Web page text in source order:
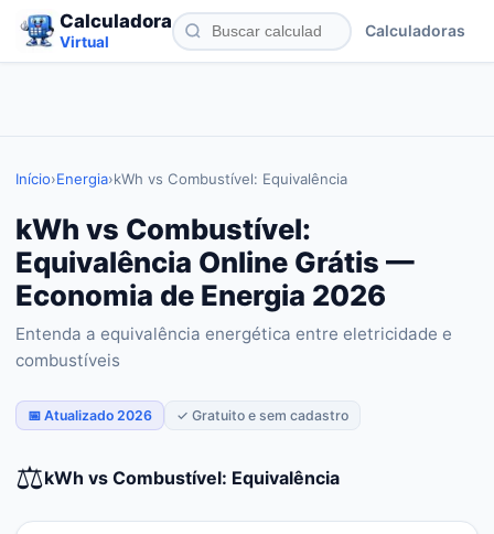
Calculadora
Virtual
Calculadoras
Início›Energia›kWh vs Combustível: Equivalência
kWh vs Combustível:
Equivalência Online Grátis —
Economia de Energia 2026
Entenda a equivalência energética entre eletricidade e
combustíveis
📅 Atualizado 2026 ✓ Gratuito e sem cadastro
⚖️kWh vs Combustível: Equivalência